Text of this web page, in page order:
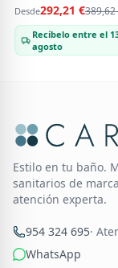
Desde292,21 €389,62
Recíbelo entre el
agosto
Estilo en tu baño.
sanitarios de
atención experta.
954 324 695·
WhatsApp